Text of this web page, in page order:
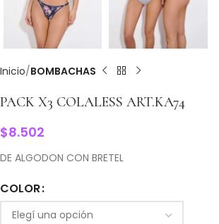
Inicio BOMBACHAS
PACK X3 COLALESS ART.KA74
$8.502
DE ALGODON CON BRETEL
COLOR